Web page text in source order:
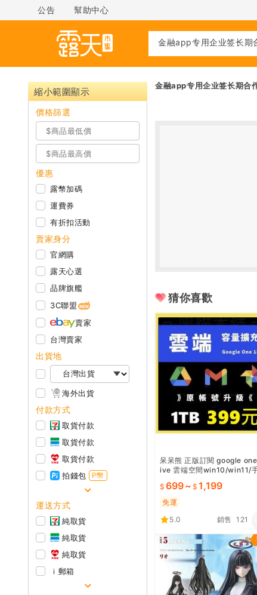
公告 幫助中心
縮小範圍顯示
價格篩選
優惠
露幣加碼
運費券
有折扣活動
賣家身分
官網購
露天心選
品牌旗艦
3C聯盟
賣家
台灣賣家
出貨地
海外出貨
付款方式
取貨付款
取貨付款
取貨付款
拍錢包
P幣
運送方式
純取貨
純取貨
純取貨
ｉ郵箱
金融app专用企业签长期合
猜你喜歡
呆呆熊 正版訂閱 google
ive 雲端空間win10/win11/
699~ 1,199
免運
5.0
銷售 121